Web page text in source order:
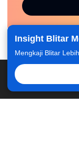
Insight Blitar
Mengkaji Blitar